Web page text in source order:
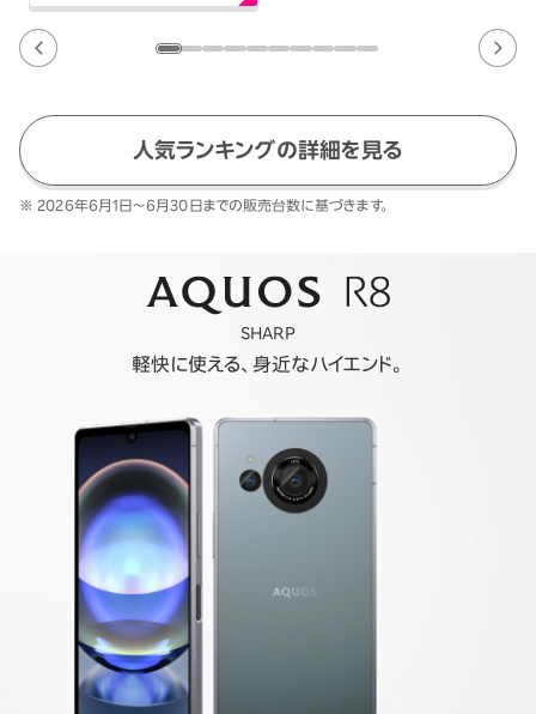
人気ランキングの詳細を見る
※ 2026年6月1日～6月30日までの販売台数に基づきます。
SHARP
軽快に使える、身近なハイエンド。